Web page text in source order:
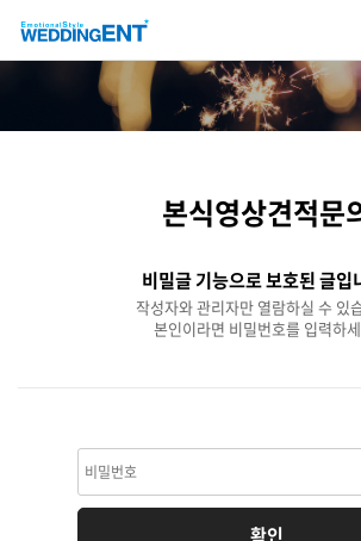
본식영상견적문
비밀글 기능으로 보호된 글입
작성자와 관리자만 열람하실 수 있
본인이라면 비밀번호를 입력하